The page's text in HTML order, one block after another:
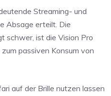
Streaming- und
Absage erteilt. Die
schwer, ist die Vision Pro
passiven Konsum von
auf der Brille nutzen lassen